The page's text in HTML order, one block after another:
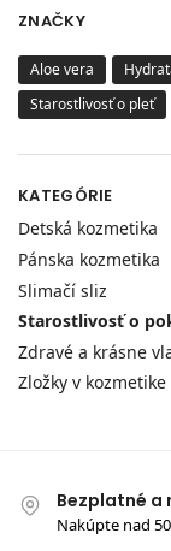
ZNAČKY
Aloe vera
Starostlivosť o pleť
KATEGÓRIE
Detská kozmetika
Pánska kozmetika
Slimačí sliz
Starostlivosť o
Zdravé a krásne
Zložky v kozmetike
Bezplatné a
Nakúpte nad